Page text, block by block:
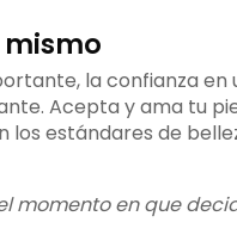
mismo
la confianza en
Acepta y ama tu
los estándares de
momento en que